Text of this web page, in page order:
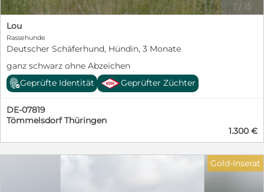
1 / 15
Lou
Rassehunde
Deutscher Schäferhund, Hündin, 3 Monate
ganz schwarz ohne Abzeichen
Geprüfte Identität
Geprüfter Züchter
DE-07819
Tömmelsdorf Thüringen
1.300 €
Gold-Inserat